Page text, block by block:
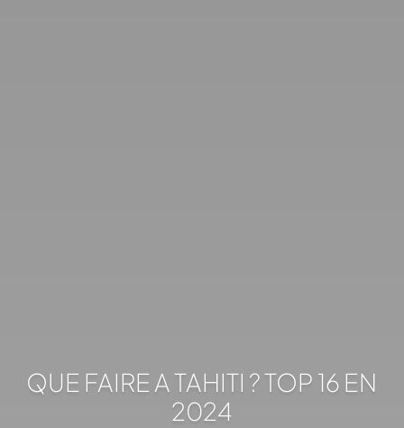
QUE FAIRE A TAHITI ? TOP 16 EN
2024